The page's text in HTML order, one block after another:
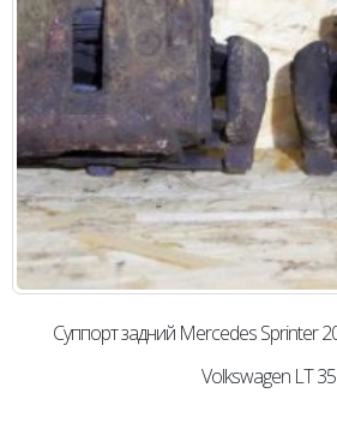
Суппорт задний Mercedes Sprinter
Volkswagen LT 35